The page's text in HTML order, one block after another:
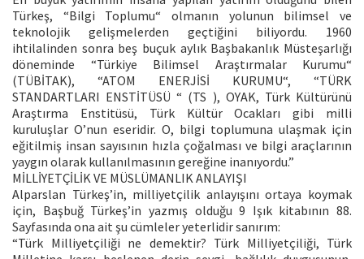
Türkeş, “Bilgi Toplumu“ olmanın yolunun bilimsel ve
teknolojik gelişmelerden geçtiğini biliyordu. 1960
ihtilalinden sonra beş buçuk aylık Başbakanlık Müsteşarlığı
döneminde “Türkiye Bilimsel Araştırmalar Kurumu“
(TÜBİTAK), “ATOM ENERJİSİ KURUMU“, “TÜRK
STANDARTLARI ENSTİTÜSÜ “ (TS ), OYAK, Türk Kültürünü
Araştırma Enstitüsü, Türk Kültür Ocakları gibi milli
kuruluşlar O’nun eseridir. O, bilgi toplumuna ulaşmak için
eğitilmiş insan sayısının hızla çoğalması ve bilgi araçlarının
yaygın olarak kullanılmasının gereğine inanıyordu.”
MİLLİYETÇİLİK VE MÜSLÜMANLIK ANLAYIŞI
Alparslan Türkeş’in, milliyetçilik anlayışını ortaya koymak
için, Başbuğ Türkeş’in yazmış olduğu 9 Işık kitabının 88.
Sayfasında ona ait şu cümleler yeterlidir sanırım:
“Türk Milliyetçiliği ne demektir? Türk Milliyetçiliği, Türk